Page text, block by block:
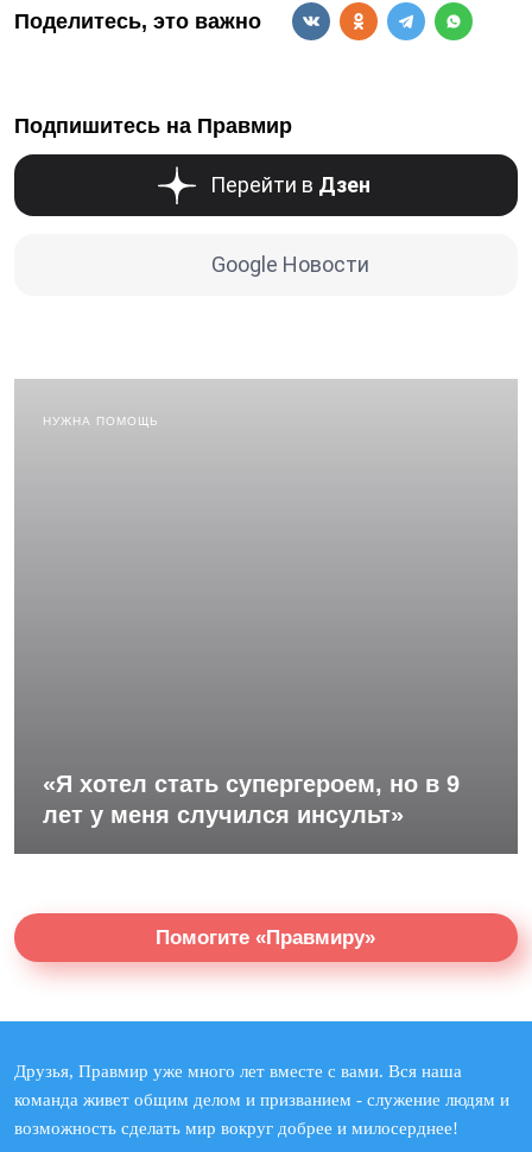
Поделитесь, это важно
Подпишитесь на Правмир
Перейти в Дзен
Google Новости
НУЖНА ПОМОЩЬ
«Я хотел стать супергероем, но в 9
лет у меня случился инсульт»
Помогите «Правмиру»
Друзья, Правмир уже много лет вместе с вами. Вся наша
команда живет общим делом и призванием - служение людям и
возможность сделать мир вокруг добрее и милосерднее!